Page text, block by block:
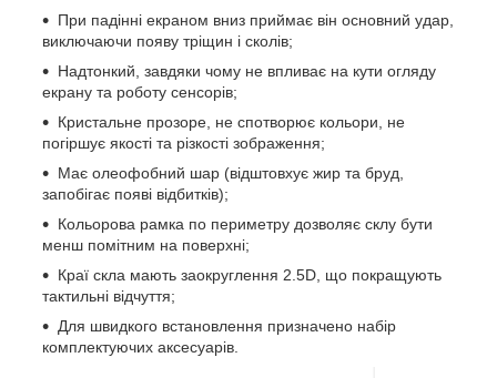
При падінні екраном вниз приймає він основний удар,
виключаючи появу тріщин і сколів;
Надтонкий, завдяки чому не впливає на кути огляду
екрану та роботу сенсорів;
Кристальне прозоре, не спотворює кольори, не
погіршує якості та різкості зображення;
Має олеофобний шар (відштовхує жир та бруд,
запобігає появі відбитків);
Кольорова рамка по периметру дозволяє склу бути
менш помітним на поверхні;
Краї скла мають заокруглення 2.5D, що покращують
тактильні відчуття;
Для швидкого встановлення призначено набір
комплектуючих аксесуарів.